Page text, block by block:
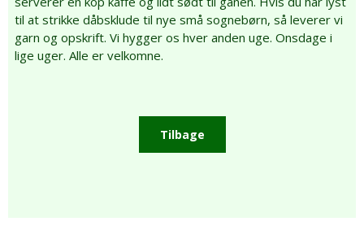
til at strikke dåbsklude til nye små sognebørn, så leverer vi
garn og opskrift. Vi hygger os hver anden uge. Onsdage i
lige uger. Alle er velkomne.
Tilbage